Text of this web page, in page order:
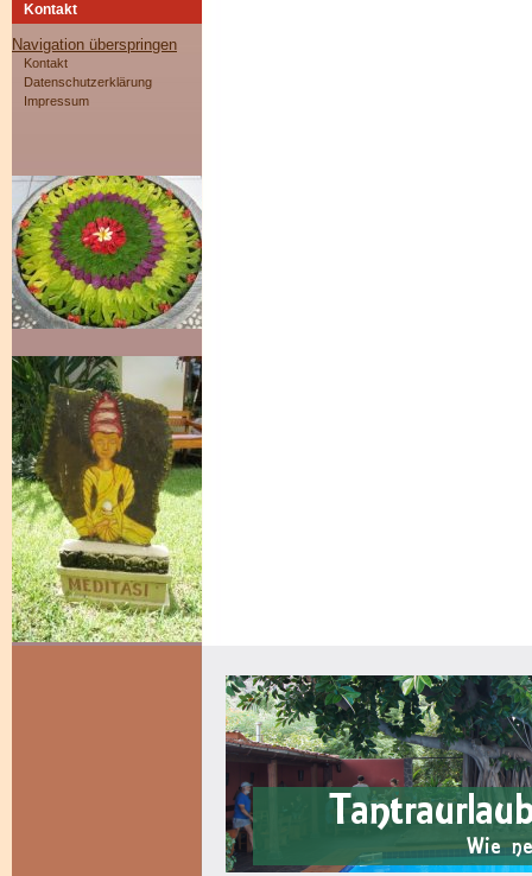
Kontakt
Navigation überspringen
Kontakt
Datenschutzerklärung
Impressum